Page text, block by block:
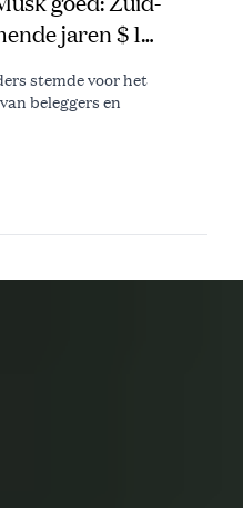
jaren $ 1
stemde voor het
beleggers en